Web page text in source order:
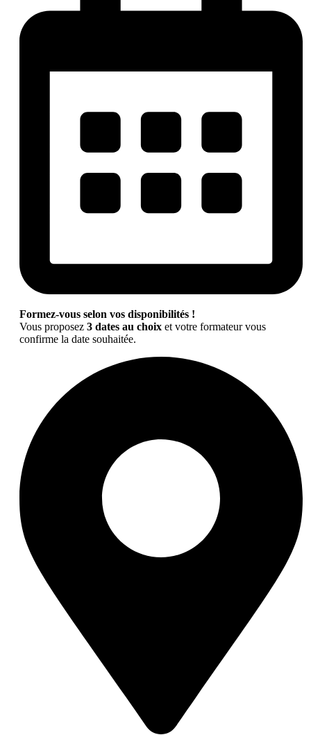
Formez-vous selon vos disponibilités !
Vous proposez 3 dates au choix et votre formateur vous
confirme la date souhaitée.